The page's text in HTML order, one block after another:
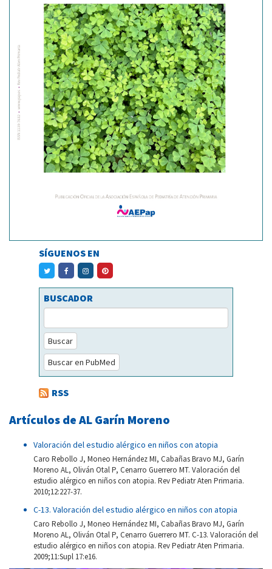
SÍGUENOS EN
BUSCADOR
Buscar
Buscar en PubMed
RSS
Artículos de AL Garín Moreno
Valoración del estudio alérgico en niños con atopia
Caro Rebollo J, Moneo Hernández MI, Cabañas Bravo MJ, Garín
Moreno AL, Oliván Otal P, Cenarro Guerrero MT. Valoración del
estudio alérgico en niños con atopia. Rev Pediatr Aten Primaria.
2010;12:227-37.
C-13. Valoración del estudio alérgico en niños con atopia
Caro Rebollo J, Moneo Hernández MI, Cabañas Bravo MJ, Garín
Moreno AL, Oliván Otal P, Cenarro Guerrero MT. C-13. Valoración del
estudio alérgico en niños con atopia. Rev Pediatr Aten Primaria.
2009;11:Supl 17:e16.